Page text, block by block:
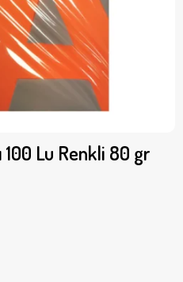
100 Lu Renkli 80 gr